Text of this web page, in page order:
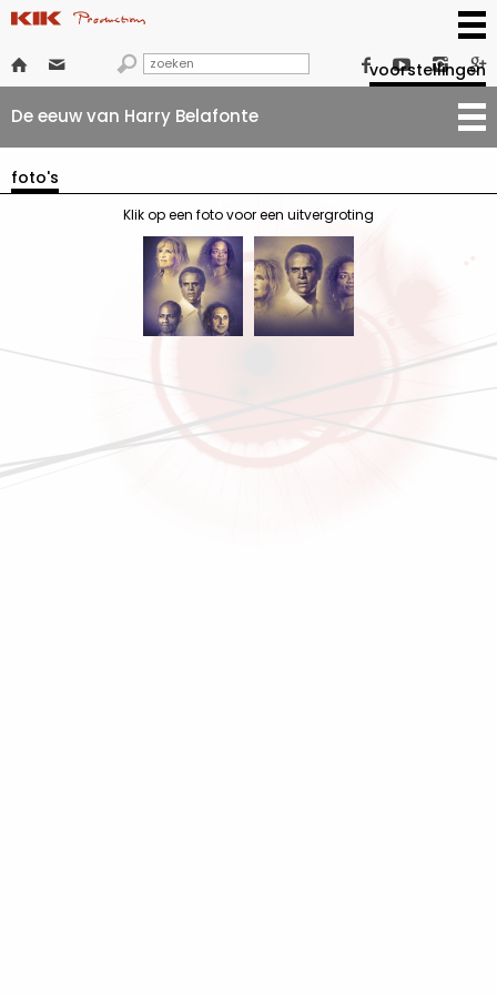
      
voorstellingen
De eeuw van Harry Belafonte
foto's
Klik op een foto voor een uitvergroting